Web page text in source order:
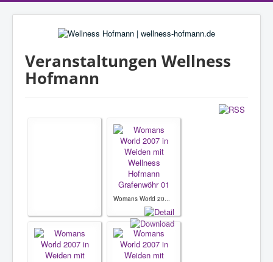
Veranstaltungen Wellness
Hofmann
Womans World 20...